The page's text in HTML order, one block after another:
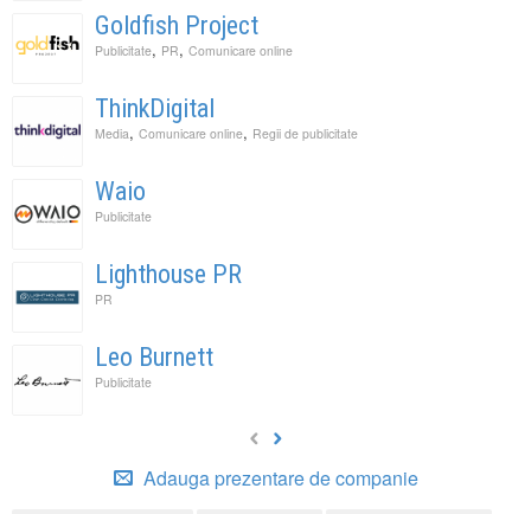
Goldfish Project
Publicitate, PR, Comunicare online
ThinkDigital
Media, Comunicare online, Regii de publicitate
Waio
Publicitate
Lighthouse PR
PR
Leo Burnett
Publicitate
Adauga prezentare de companie